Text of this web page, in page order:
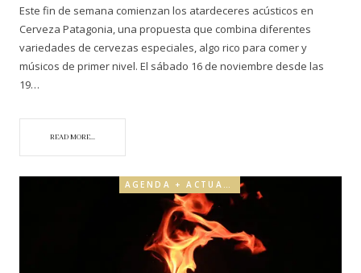
Este fin de semana comienzan los atardeceres acústicos en
Cerveza Patagonia, una propuesta que combina diferentes
variedades de cervezas especiales, algo rico para comer y
músicos de primer nivel. El sábado 16 de noviembre desde las
19…
READ MORE...